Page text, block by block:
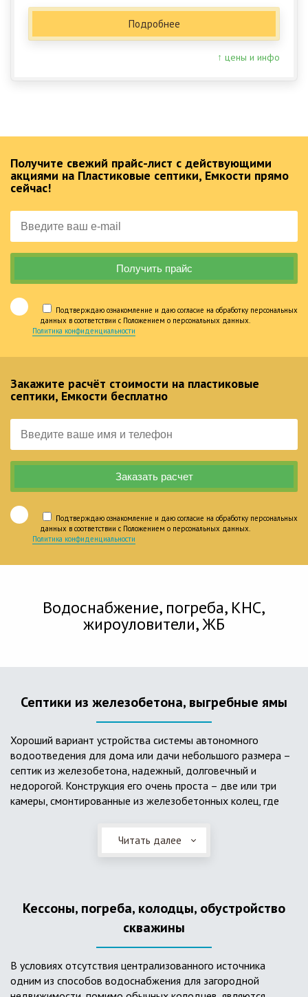
Подробнее
↑ цены и инфо
Получите свежий прайс-лист с действующими
акциями на Пластиковые септики, Емкости прямо
сейчас!
Подтверждаю ознакомление и даю согласие на обработку персональных
данных в соответствии с Положением о персональных данных.
Политика конфиденциальности
Закажите расчёт стоимости на пластиковые
септики, Емкости бесплатно
Подтверждаю ознакомление и даю согласие на обработку персональных
данных в соответствии с Положением о персональных данных.
Политика конфиденциальности
Водоснабжение, погреба, КНС,
жироуловители, ЖБ
Септики из железобетона, выгребные ямы
Хороший вариант устройства системы автономного
водоотведения для дома или дачи небольшого размера –
септик из железобетона, надежный, долговечный и
недорогой. Конструкция его очень проста – две или три
камеры, смонтированные из железобетонных колец, где
слой дренажа, устроенный из щебня и песка. Для септика
требуется только очищение через определенное время
большую прочность по сравнению с пластиковыми
Читать далее
Кессоны, погреба, колодцы, обустройство
скважины
В условиях отсутствия централизованного источника
одним из способов водоснабжения для загородной